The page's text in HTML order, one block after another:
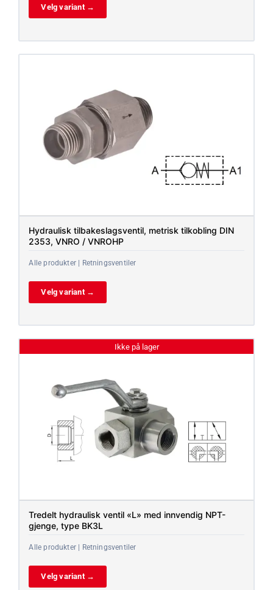
Velg variant →
Hydraulisk tilbakeslagsventil, metrisk tilkobling DIN
2353, VNRO / VNROHP
Alle produkter | Retningsventiler
Velg variant →
Ikke på lager
Tredelt hydraulisk ventil «L» med innvendig NPT-
gjenge, type BK3L
Alle produkter | Retningsventiler
Velg variant →